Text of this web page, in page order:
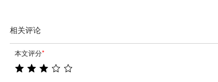
相关评论
本文评分*